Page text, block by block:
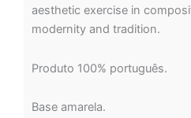
aesthetic exercise in
modernity and tradition.
Produto 100% português.
Base amarela.